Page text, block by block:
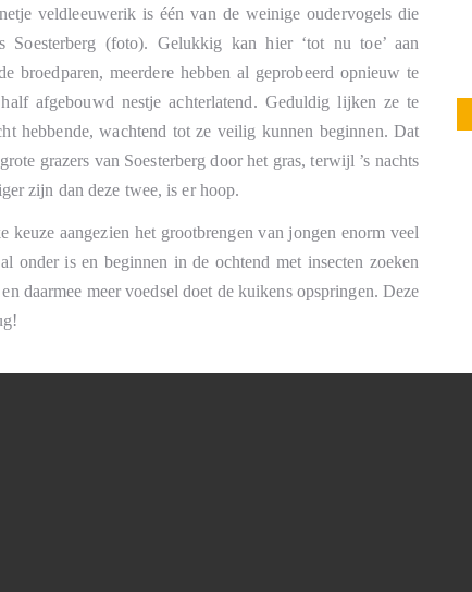
veldleeuwerik is één van de weinige oudervogels die
(foto). Gelukkig kan hier ‘tot nu toe’ aan
broedparen, meerdere hebben al geprobeerd opnieuw te
afgebouwd nestje achterlatend. Geduldig lijken ze te
hebbende, wachtend tot ze veilig kunnen beginnen. Dat
grazers van Soesterberg door het gras, terwijl ’s nachts
zijn dan deze twee, is er hoop.
aangezien het grootbrengen van jongen enorm veel
onder is en beginnen in de ochtend met insecten zoeken
daarmee meer voedsel doet de kuikens opspringen. Deze